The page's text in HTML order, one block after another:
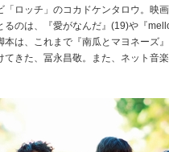
「ロッチ」のコカドケンタロウ。映
るのは、『愛がなんだ』(19)や『
本は、これまで『南瓜とマヨネーズ
てきた、冨永昌敬。また、ネット音